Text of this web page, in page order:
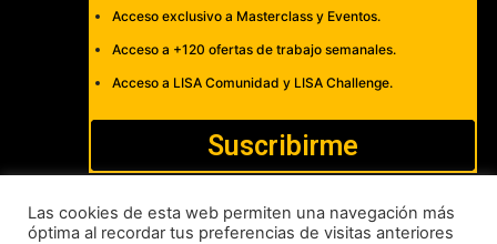
Acceso exclusivo a Masterclass y Eventos.
Acceso a +120 ofertas de trabajo semanales.
Acceso a LISA Comunidad y LISA Challenge.
Suscribirme
Las cookies de esta web permiten una navegación más
óptima al recordar tus preferencias de visitas anteriores